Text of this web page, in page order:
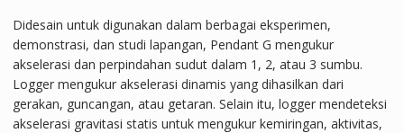
Didesain untuk digunakan dalam berbagai eksperimen,
demonstrasi, dan studi lapangan, Pendant G mengukur
akselerasi dan perpindahan sudut dalam 1, 2, atau 3 sumbu.
Logger mengukur akselerasi dinamis yang dihasilkan dari
gerakan, guncangan, atau getaran. Selain itu, logger mendeteksi
akselerasi gravitasi statis untuk mengukur kemiringan, aktivitas,